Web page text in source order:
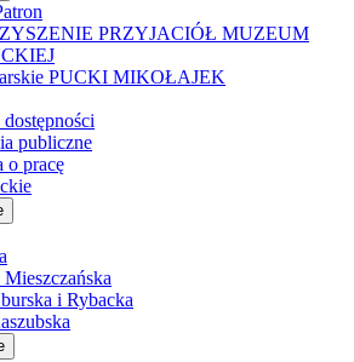
PRZYJACIÓŁ MUZEUM
PUCKI MIKOŁAJEK
publiczne
o pracę
i Rybacka